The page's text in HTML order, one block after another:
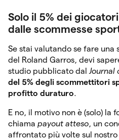
Solo il 5% dei
dalle scommesse
Se stai valutando se fare una
del Roland Garros, devi
studio pubblicato dal Journal
del 5% degli scommettitori
profitto duraturo.
E no, il motivo non è (solo) la
chiama payout atteso, un
affrontato più volte sul